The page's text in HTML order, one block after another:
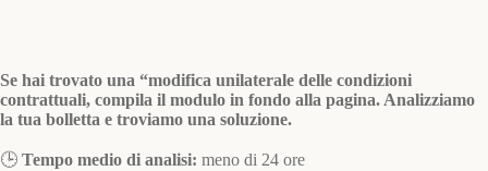
Se hai trovato una “modifica unilaterale delle condizioni
contrattuali, compila il modulo in fondo alla pagina. Analizziamo
la tua bolletta e troviamo una soluzione.
🕒 Tempo medio di analisi: meno di 24 ore